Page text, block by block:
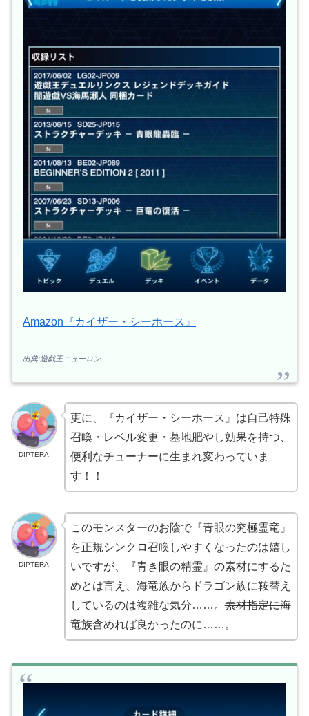
Amazon『カイザー・シーホース』
出典:遊戯王ニューロン
DIPTERA
更に、『カイザー・シーホース』は自己特殊
召喚・レベル変更・墓地肥やし効果を持つ、
便利なチューナーに生まれ変わっていま
す！！
DIPTERA
このモンスターのお陰で『青眼の究極霊竜』
を正規シンクロ召喚しやすくなったのは嬉し
いですが、『青き眼の精霊』の素材にするた
めとは言え、海竜族からドラゴン族に鞍替え
しているのは複雑な気分……。素材指定に海
竜族含めれば良かったのに……。